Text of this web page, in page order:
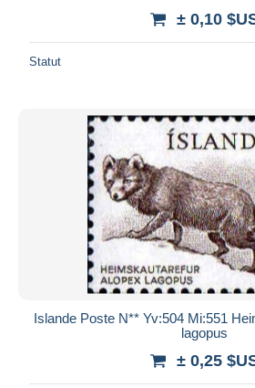
± 0,10
Statut
Islande Poste N** Yv:504 Mi:551
lagopus
± 0,25